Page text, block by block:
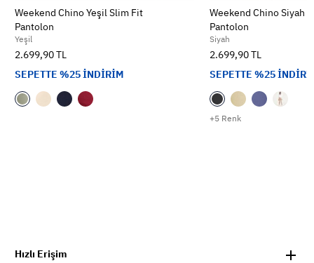
Weekend Chino Yeşil Slim Fit
Pantolon
Yeşil
2.699,90 TL
SEPETTE %25 İNDİRİM
+5 Renk
Weekend Chino Siyah
Pantolon
Siyah
2.699,90 TL
SEPETTE %25
Hızlı Erişim